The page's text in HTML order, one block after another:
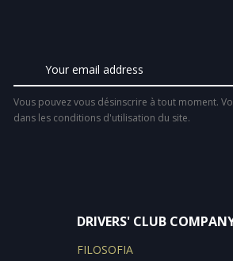
Vous pouvez vous désinscrire à tout moment.
dans les conditions d'utilisation du site.
DRIVERS' CLUB
FILOSOFIA